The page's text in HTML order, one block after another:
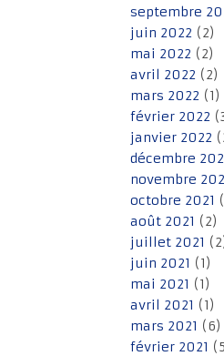
septembre
juin 2022 (2)
mai 2022 (2)
avril 2022 (2)
mars 2022 (1)
février 2022
janvier 2022
décembre
novembre
octobre 2021
août 2021 (2)
juillet 2021
juin 2021 (1)
mai 2021 (1)
avril 2021 (1)
mars 2021 (6)
février 2021